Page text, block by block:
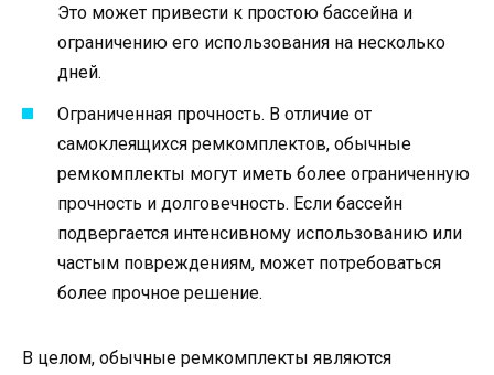
Это может привести к простою бассейна и
ограничению его использования на несколько
дней.
Ограниченная прочность. В отличие от
самоклеящихся ремкомплектов, обычные
ремкомплекты могут иметь более ограниченную
прочность и долговечность. Если бассейн
подвергается интенсивному использованию или
частым повреждениям, может потребоваться
более прочное решение.
В целом, обычные ремкомплекты являются